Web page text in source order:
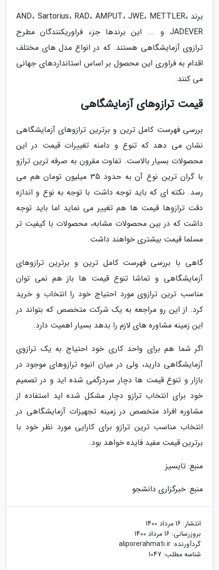
برند AND، Sartorius، RAD، AMPUT، JWE، METTLER،
JADEVER و ... این برندها جزء فراوریکنندگان مطرح
ترازوی آزمایشگاهی هستند. که در انواع مدل های مختلف
اقدام به فراوری این محصول بر اساس استانداردهای جهانی
می کنند.
قیمت ترازوهای آزمایشگاهی
بررسی فهرست کامل ترین و برترین ترازوهای آزمایشگاهی
نشان می دهد که تنوع و دامنه تغییرات قیمت در این
محصولات بسیار بالاست. تفاوت مقرون به صرفه ترین ترازو
با گران ترین نوع آن به حدود 35 میلیون تومان هم می
رسد. نکته ای که باید توجه داشت با توجه به نوع و اندازه
دقت ترازوها قیمت ها هم تغییر می نماید اما باید توجه
داشت که در بین محصولات مشابه، محصولات با کیفیت تر
مسلما قیمت بیشتری خواهند داشت.
گاهی با بررسی فهرست کامل ترین و برترین ترازوهای
آزمایشگاهی و تماشا تنوع قیمت ها باز هم نمی توان
مناسب ترین ترازوی مورد احتیاج خود را انتخاب و خرید
کرد. از این رو مراجعه به یک شرکت متخصص که بتواند در
این زمینه مشاوره های لازم را بدهد بسیار اهمیت دارد.
اگر شما هم برای واحد کاری خود احتیاج به یک ترازوی
آزمایشگاهی دارید، ولی در میان انبوه ترازوهای موجود در
بازار و تنوع قیمت ها دچار سردرگمی شده اید و در تصمیم
خود برای انتخاب ترازو دچار مشکل شده اید استفاده از
مشاوره افراد متخصص در زمینه تجهیزات آزمایشگاهی در
انتخاب مناسب ترین ترازو برای کارایی مورد نظر خود با
برترین قیمت مفید فایده خواهد بود.
منبع: تایسیز
منبع: خبرگزاری دانشجو
انتشار: 16 مرداد 1400
بروزرسانی: 16 مرداد 1400
گردآورنده: aliporerahmati.ir
شناسه مطلب: 1047